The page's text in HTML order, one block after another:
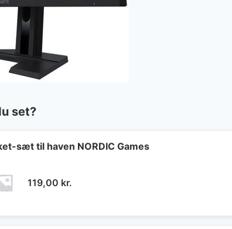
set?
sæt til haven NORDIC Games
119,00 kr.